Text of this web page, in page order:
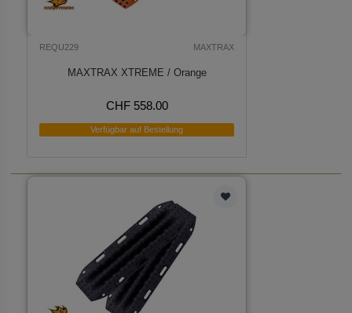
REQU229 MAXTRAX
MAXTRAX XTREME / Orange
CHF 558.00
Verfügbar auf Bestellung